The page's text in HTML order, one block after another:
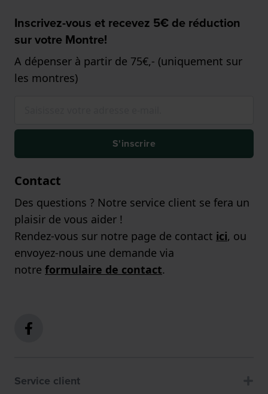
Inscrivez-vous et recevez 5€ de réduction
sur votre Montre!
A dépenser à partir de 75€,- (uniquement sur
les montres)
S'inscrire
Contact
Des questions ? Notre service client se fera un
plaisir de vous aider !
Rendez-vous sur notre page de contact ici, ou
envoyez-nous une demande via
notre formulaire de contact.
Service client